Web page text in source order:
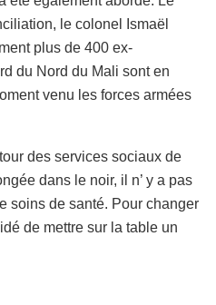
le colonel Ismaël
plus de 400 ex-
du Nord du Mali sont en
venu les forces armées
des services sociaux de
dans le noir, il n’ y a pas
soins de santé. Pour changer
de mettre sur la table un